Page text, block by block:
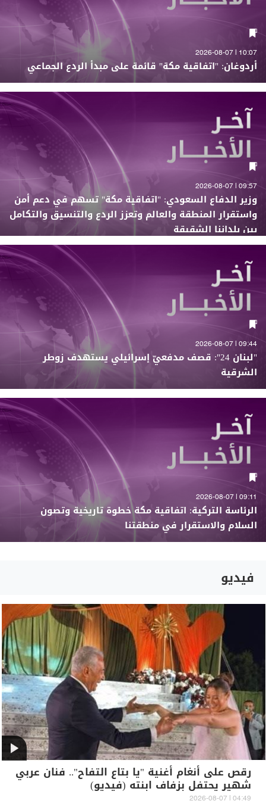
10:07 | 2026-08-07
أردوغان: "اتفاقية مكة" قائمة على مبدأ الردع الجماعي
09:57 | 2026-08-07
وزير الدفاع السعودي: "اتفاقية مكة" تسهم في دعم أمن
واستقرار المنطقة والعالم وتعزز الردع والتنسيق والتكامل
بين بلداننا الشقيقة
09:44 | 2026-08-07
"لبنان 24": قصف مدفعيّ إسرائيلي يستهدف زوطر
الشرقية
09:11 | 2026-08-07
الرئاسة التركية: اتفاقية مكة خطوة تاريخية وتصون
السلام والاستقرار في منطقتنا
فيديو
رقص على أنغام أغنية "يا بتاع التفاح".. فنان عربي
شهير يحتفل بزفاف ابنته (فيديو)
04:49 | 2026-08-07